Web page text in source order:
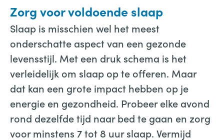
Zorg voor voldoende slaap
Slaap is misschien wel het meest
onderschatte aspect van een gezonde
levensstijl. Met een druk schema is het
verleidelijk om slaap op te offeren. Maar
dat kan een grote impact hebben op je
energie en gezondheid. Probeer elke avond
rond dezelfde tijd naar bed te gaan en zorg
voor minstens 7 tot 8 uur slaap. Vermijd